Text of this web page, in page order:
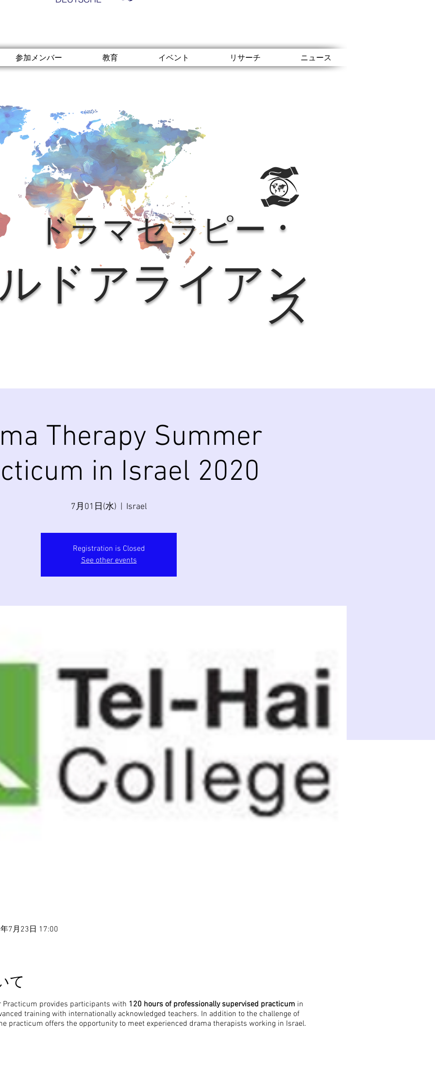
参加メンバー 教育 イベント リサーチ ニュース
ドラマセラピー ・
ドアライアン
ス
Therapy Summer
in Israel 2020
7月01日(水) Israel
Registration is Closed
See other events
7月23日 17:00
て
Practicum provides participants with 120 hours of professionally supervised practicum in
training with internationally acknowledged teachers. In addition to the challenge of
practicum offers the opportunity to meet experienced drama therapists working in Israel.